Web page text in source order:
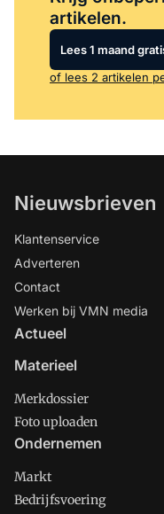
artikelen.
Lees 1 maand
of lees 2 artikelen
Nieuwsbrieven
Klantenservice
Adverteren
Contact
Werken bij VMN media
Actueel
Materieel
Merkdossier
Foto uploaden
Ondernemen
Markt
Bedrijfsvoering